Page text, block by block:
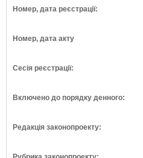
Номер, дата реєстрації:
Номер, дата акту
Сесія реєстрації:
Включено до порядку денного:
Редакція законопроекту: